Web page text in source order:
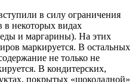
в силу ограничения
в некоторых видах
и маргарины). На этих
маркируется. В остальных
не только не
В кондитерских,
покрытых «шоколадной»